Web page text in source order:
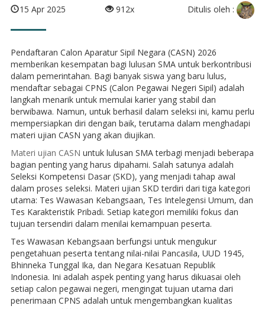
15 Apr 2025 912x Ditulis oleh :
Pendaftaran Calon Aparatur Sipil Negara (CASN) 2026
memberikan kesempatan bagi lulusan SMA untuk berkontribusi
dalam pemerintahan. Bagi banyak siswa yang baru lulus,
mendaftar sebagai CPNS (Calon Pegawai Negeri Sipil) adalah
langkah menarik untuk memulai karier yang stabil dan
berwibawa. Namun, untuk berhasil dalam seleksi ini, kamu perlu
mempersiapkan diri dengan baik, terutama dalam menghadapi
materi ujian CASN yang akan diujikan.
Materi ujian CASN untuk lulusan SMA terbagi menjadi beberapa
bagian penting yang harus dipahami. Salah satunya adalah
Seleksi Kompetensi Dasar (SKD), yang menjadi tahap awal
dalam proses seleksi. Materi ujian SKD terdiri dari tiga kategori
utama: Tes Wawasan Kebangsaan, Tes Intelegensi Umum, dan
Tes Karakteristik Pribadi. Setiap kategori memiliki fokus dan
tujuan tersendiri dalam menilai kemampuan peserta.
Tes Wawasan Kebangsaan berfungsi untuk mengukur
pengetahuan peserta tentang nilai-nilai Pancasila, UUD 1945,
Bhinneka Tunggal Ika, dan Negara Kesatuan Republik
Indonesia. Ini adalah aspek penting yang harus dikuasai oleh
setiap calon pegawai negeri, mengingat tujuan utama dari
penerimaan CPNS adalah untuk mengembangkan kualitas